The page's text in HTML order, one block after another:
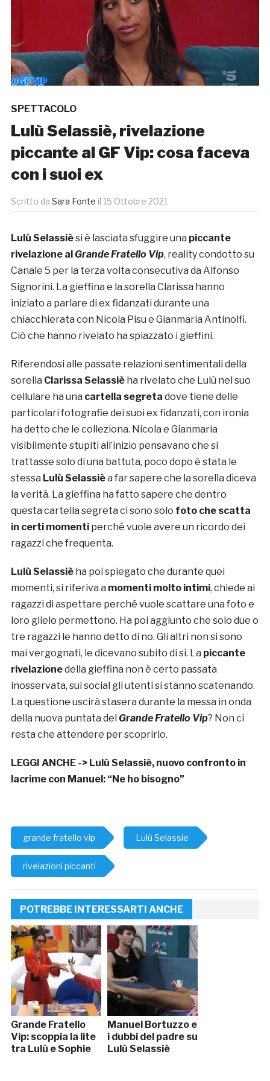
SPETTACOLO
Lulù Selassiè, rivelazione
piccante al GF Vip: cosa faceva
con i suoi ex
Scritto da Sara Fonte il 15 Ottobre 2021
Lulù Selassièsi è lasciata sfuggire una piccante
rivelazione al Grande Fratello Vip, reality condotto su
Canale 5 per la terza volta consecutiva da Alfonso
Signorini. La gieffina e la sorella Clarissa hanno
iniziato a parlare di ex fidanzati durante una
chiacchierata con Nicola Pisu e Gianmaria Antinolfi.
Ciò che hanno rivelato ha spiazzato i gieffini.
Riferendosi alle passate relazioni sentimentali della
sorella Clarissa Selassiè ha rivelato che Lulù nel suo
cellulare ha una cartella segreta dove tiene delle
particolari fotografie dei suoi ex fidanzati, con ironia
ha detto che le colleziona. Nicola e Gianmaria
visibilmente stupiti all’inizio pensavano che si
trattasse solo di una battuta, poco dopo è stata le
stessa Lulù Selassièa far sapere che la sorella diceva
la verità. La gieffina ha fatto sapere che dentro
questa cartella segreta ci sono solo foto che scatta
in certi momentiperché vuole avere un ricordo dei
ragazzi che frequenta.
Lulù Selassiè ha poi spiegato che durante quei
momenti, si riferiva a momenti molto intimi, chiede ai
ragazzi di aspettare perché vuole scattare una foto e
loro glielo permettono. Ha poi aggiunto che solo due o
tre ragazzi le hanno detto di no. Gli altri non si sono
mai vergognati, le dicevano subito di si. La piccante
rivelazionedella gieffina non è certo passata
inosservata, sui social gli utenti si stanno scatenando.
La questione uscirà stasera durante la messa in onda
della nuova puntata del Grande Fratello Vip? Non ci
resta che attendere per scoprirlo.
LEGGI ANCHE -> Lulù Selassiè, nuovo confronto in
lacrime con Manuel: “Ne ho bisogno”
grande fratello vip Lulù Selassie
rivelazioni piccanti
POTREBBE INTERESSARTI ANCHE
Grande Fratello
Vip: scoppia la lite
tra Lulù e Sophie
Manuel Bortuzzo e
i dubbi del padre su
Lulù Selassié